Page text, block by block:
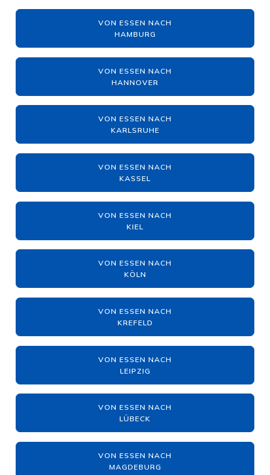
VON ESSEN NACH
HAMBURG
VON ESSEN NACH
HANNOVER
VON ESSEN NACH
KARLSRUHE
VON ESSEN NACH
KASSEL
VON ESSEN NACH
KIEL
VON ESSEN NACH
KÖLN
VON ESSEN NACH
KREFELD
VON ESSEN NACH
LEIPZIG
VON ESSEN NACH
LÜBECK
VON ESSEN NACH
MAGDEBURG